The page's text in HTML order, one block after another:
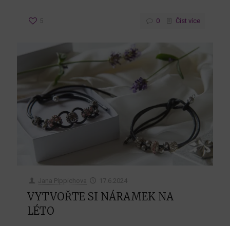
5 0 Číst více
Jana Pippichova 17.6.2024
VYTVOŘTE SI NÁRAMEK NA
LÉTO